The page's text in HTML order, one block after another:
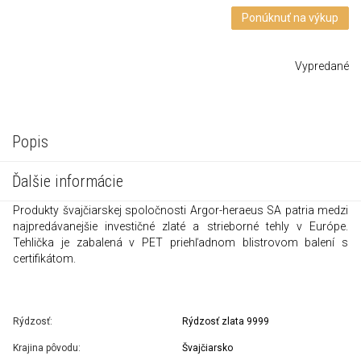
Ponúknuť na výkup
Vypredané
Popis
Ďalšie informácie
Produkty švajčiarskej spoločnosti Argor-heraeus SA patria medzi
najpredávanejšie investičné zlaté a strieborné tehly v Európe.
Tehlička je zabalená v PET priehľadnom blistrovom balení s
certifikátom.
Rýdzosť: Rýdzosť zlata 9999
Krajina pôvodu: Švajčiarsko